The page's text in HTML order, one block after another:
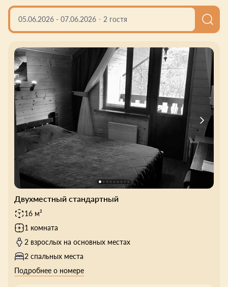
05.06.2026 - 07.06.2026 2 гостя
Двухместный стандартный
16 м²
1 комната
2 взрослых на основных местах
2 спальных места
Подробнее о номере